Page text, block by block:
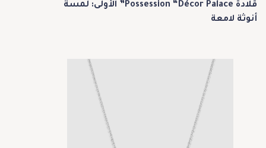
قلادة Possession “Décor Palace” الأولى: لمسة
أنوثة لامعة